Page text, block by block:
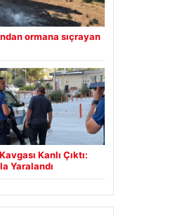
ormana sıçrayan
Kanlı Çıktı:
Yaralandı